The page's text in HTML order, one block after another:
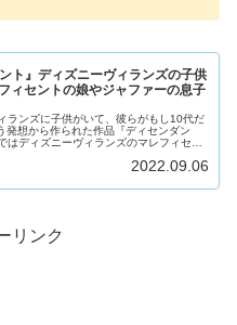
ント』ディズニーヴィランズの子供
ィセントの娘やジャファーの息子
ランズに子供がいて、彼らがもし10代だ
発想から作られた作品『ディセンダン
はディズニーヴィランズのマレフィセン
2022.09.06
リンク